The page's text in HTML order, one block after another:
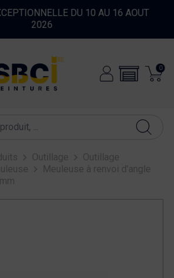
DU 10 AU 16 AOUT
2026
0
Outillage
Outillage
Meuleuse à renvoi d'angle